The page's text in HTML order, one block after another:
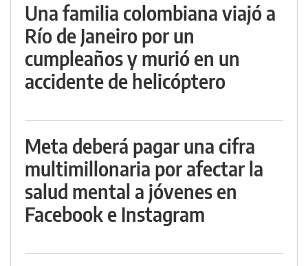
Una familia colombiana viajó a
Río de Janeiro por un
cumpleaños y murió en un
accidente de helicóptero
Meta deberá pagar una cifra
multimillonaria por afectar la
salud mental a jóvenes en
Facebook e Instagram